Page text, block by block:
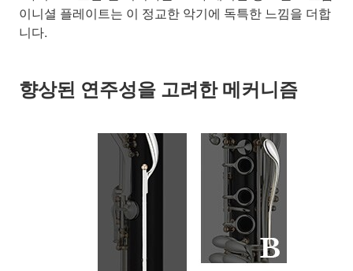
이니셜 플레이트는 이 정교한 악기에 독특한 느낌을 더합
니다.
향상된 연주성을 고려한 메커니즘